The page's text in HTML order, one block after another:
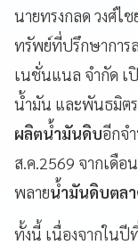
นายทรงกลด วงศ์ไ
ทรัพย์ที่ปรึกษาการ
เนชั่นแนล จำกัด เ
น้ำมัน และพันธมิต
ผลิตน้ำมันดิบอีกจ
ส.ค.2569 จากเดือ
พลายน้ำมันดิบตล
ทั้งนี้ เนื่องจากในปี